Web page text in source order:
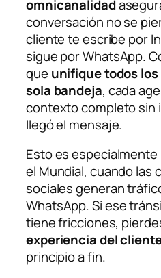
omnicanalidad
conversación no se
cliente te escribe por
sigue por WhatsApp.
que unifique todos
sola bandeja, cada
contexto completo sin
llegó el mensaje.
Esto es
el Mundial, cuando las
sociales generan
WhatsApp. Si ese
tiene fricciones,
experiencia del
principio a fin.